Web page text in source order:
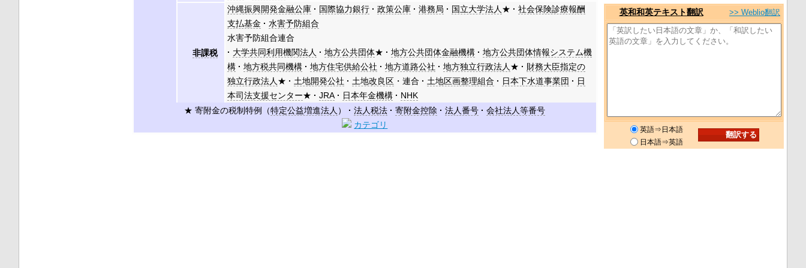
非課税
沖縄振興開発金融公庫 国際協力銀行 政策公庫 港務局 国立大学法人 ★
社会保険診療報酬
支払基金
水害予防組合
水害予防組合連合
大学共同利用機関法人
地方公共団体★ 地方公共団体金融機構
地方公共団体情報システム機
構
地方税共同機構 地方住宅供給公社 地方道路公社 地方独立行政法人 ★
財務大臣指定の
独立行政法人 ★ 土地開発公社 土地改良区 ・連合 土地区画整理組合 日本下水道事業団
日
本司法支援センター★ JRA 日本年金機構
NHK
★ 寄附金の税制特例（特定公益増進法人 ） 法人税法 寄附金控除 法人番号
会社法人等番号
カテゴリ
英和和英テキスト翻訳 >> Weblio翻訳
英語⇒日本語
日本語⇒英語